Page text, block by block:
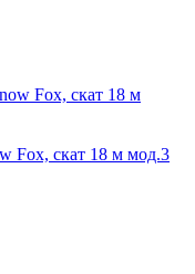
Fox, скат 18 м мод.3